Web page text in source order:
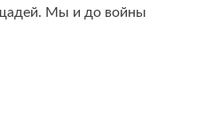
Мы и до войны